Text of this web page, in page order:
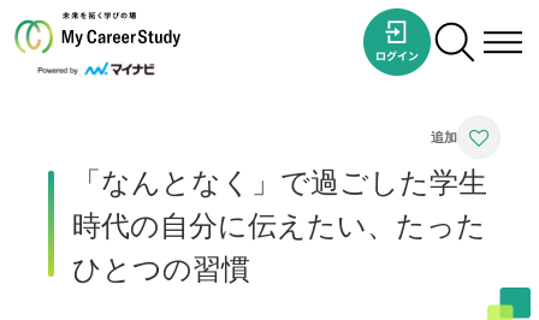
「なんとなく」で過ごした学生
時代の自分に伝えたい、たった
ひとつの習慣